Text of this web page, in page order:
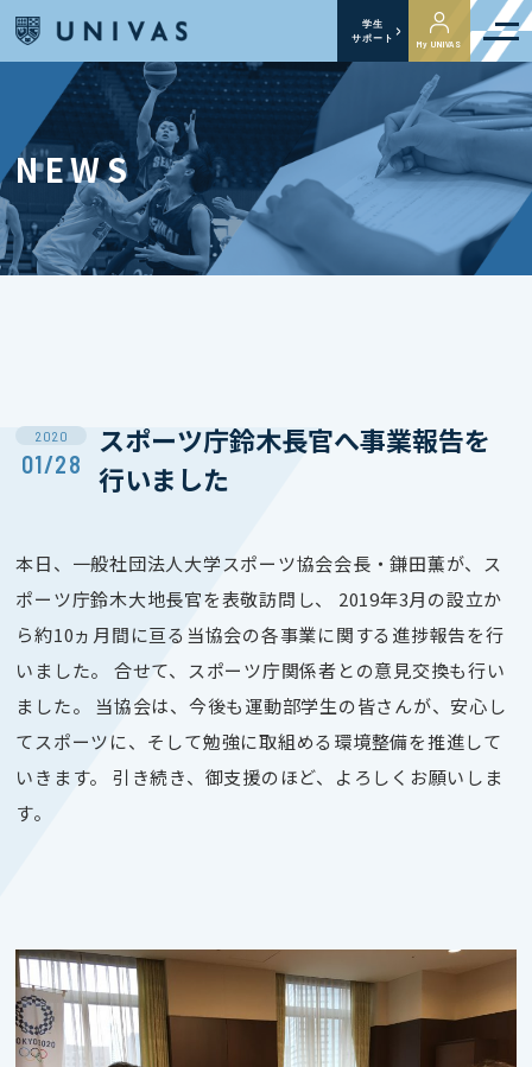
学生
サポート
My UNIVAS
NEWS
2020
01/28
スポーツ庁鈴木長官へ事業報告を
行いました
本日、一般社団法人大学スポーツ協会会長・鎌田薫が、ス
ポーツ庁鈴木大地長官を表敬訪問し、 2019年3月の設立か
ら約10ヵ月間に亘る当協会の各事業に関する進捗報告を行
いました。 合せて、スポーツ庁関係者との意見交換も行い
ました。 当協会は、今後も運動部学生の皆さんが、安心し
てスポーツに、そして勉強に取組める環境整備を推進して
いきます。 引き続き、御支援のほど、よろしくお願いしま
す。